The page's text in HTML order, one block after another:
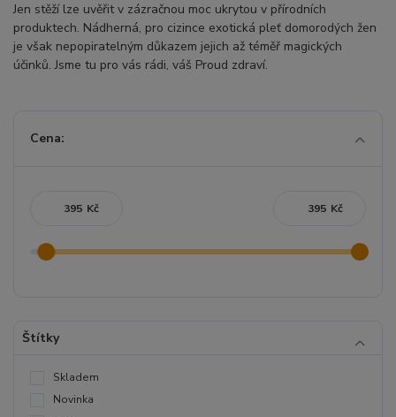
Jen stěží lze uvěřit v zázračnou moc ukrytou v přírodních
produktech. Nádherná, pro cizince exotická pleť domorodých žen
je však nepopiratelným důkazem jejich až téměř magických
účinků. Jsme tu pro vás rádi, váš Proud zdraví.
Cena:
Kč Kč
Štítky
Skladem
Novinka